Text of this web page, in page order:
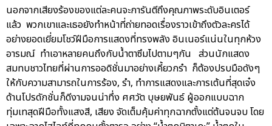
นอกจากเสียงร้องของแต่ละคนจะการันตีถึงคุณภาพระดับอินเตอร์
แล้ว พวกเขาและเธอยังทำหน้าที่ถ่ายทอดเรื่องราวเข้าถึงตัวละครได้
อย่างยอดเยี่ยมโชว์ฝีมือการแสดงที่ทรงพลัง อินเนอร์แน่นในทุกห้วง
อารมณ์ ทำเอาหลายคนถึงกับน้ำตาซึมไปตามๆกัน ส่วนนักแสดง
สมทบชาวไทยที่ผ่านการออดิชั่นมาอย่างเคี้ยวกรำ ก็ต้องปรบมือดังๆ
ให้กับความสามารถในการร้อง, รำ, ทำการแสดงและการเต้นที่สุดเจ๋ง
ด้านโปรดักชั่นก็ดีงามจนน่าทึ่ง ศศวัต บุษยพันธ์ ผู้ออกแบบฉาก
ทุ่มเทสุดฝีมือทั้งแสงสี, เสียง จัดเต็มคุ้มค่าทุกฉากตั้งแต่ต้นจนจบ โดย